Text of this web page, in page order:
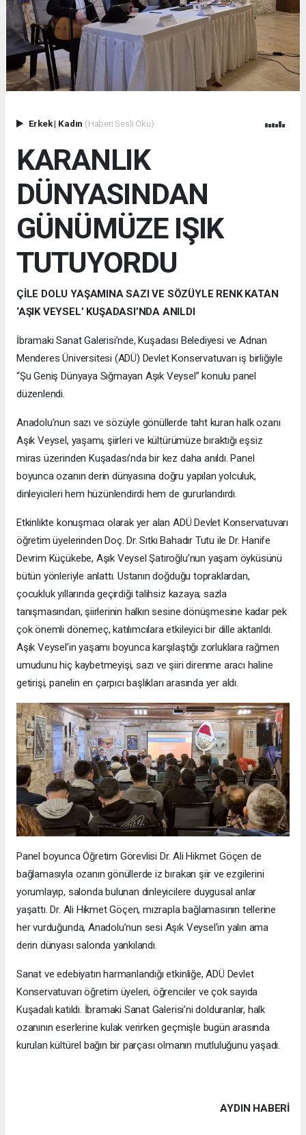
Erkek| Kadın (Haberi Sesli Oku)
KARANLIK
DÜNYASINDAN
GÜNÜMÜZE IŞIK
TUTUYORDU
ÇİLE DOLU YAŞAMINA SAZI VE SÖZÜYLE RENK KATAN
‘AŞIK VEYSEL’ KUŞADASI’NDA ANILDI
İbramaki Sanat Galerisi’nde, Kuşadası Belediyesi ve Adnan
Menderes Üniversitesi (ADÜ) Devlet Konservatuvarı iş birliğiyle
“Şu Geniş Dünyaya Sığmayan Aşık Veysel” konulu panel
düzenlendi.
Anadolu’nun sazı ve sözüyle gönüllerde taht kuran halk ozanı
Aşık Veysel, yaşamı, şiirleri ve kültürümüze bıraktığı eşsiz
miras üzerinden Kuşadası’nda bir kez daha anıldı. Panel
boyunca ozanın derin dünyasına doğru yapılan yolculuk,
dinleyicileri hem hüzünlendirdi hem de gururlandırdı.
Etkinlikte konuşmacı olarak yer alan ADÜ Devlet Konservatuvarı
öğretim üyelerinden Doç. Dr. Sıtkı Bahadır Tutu ile Dr. Hanife
Devrim Küçükebe, Aşık Veysel Şatıroğlu’nun yaşam öyküsünü
bütün yönleriyle anlattı. Ustanın doğduğu topraklardan,
çocukluk yıllarında geçirdiği talihsiz kazaya; sazla
tanışmasından, şiirlerinin halkın sesine dönüşmesine kadar pek
çok önemli dönemeç, katılımcılara etkileyici bir dille aktarıldı.
Aşık Veysel’in yaşamı boyunca karşılaştığı zorluklara rağmen
umudunu hiç kaybetmeyişi, sazı ve şiiri direnme aracı haline
getirişi, panelin en çarpıcı başlıkları arasında yer aldı.
Panel boyunca Öğretim Görevlisi Dr. Ali Hikmet Göçen de
bağlamasıyla ozanın gönüllerde iz bırakan şiir ve ezgilerini
yorumlayıp, salonda bulunan dinleyicilere duygusal anlar
yaşattı. Dr. Ali Hikmet Göçen, mızrapla bağlamasının tellerine
her vurduğunda, Anadolu’nun sesi Aşık Veysel’in yalın ama
derin dünyası salonda yankılandı.
Sanat ve edebiyatın harmanlandığı etkinliğe, ADÜ Devlet
Konservatuvarı öğretim üyeleri, öğrenciler ve çok sayıda
Kuşadalı katıldı. İbramaki Sanat Galerisi’ni dolduranlar, halk
ozanının eserlerine kulak verirken geçmişle bugün arasında
kurulan kültürel bağın bir parçası olmanın mutluluğunu yaşadı.
AYDIN HABERİ